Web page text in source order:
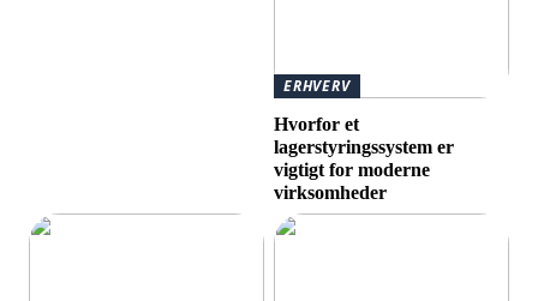
ERHVERV
Hvorfor et
lagerstyringssystem er
vigtigt for moderne
virksomheder